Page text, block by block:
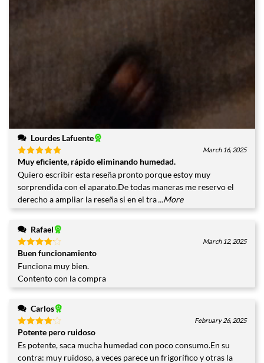
Lourdes Lafuente
Valorado
con
5
March 16, 2025
Muy eficiente, rápido eliminando humedad.
Quiero escribir esta reseña pronto porque estoy muy
sorprendida con el aparato.De todas maneras me reservo el
derecho a ampliar la reseña si en el tra...More
Rafael
Valorado
con 4
de 5
March 12, 2025
Buen funcionamiento
Funciona muy bien.
Contento con la compra
Carlos
Valorado
con
4
de 5
February 26, 2025
Potente pero ruidoso
Es potente, saca mucha humedad con poco consumo.En su
contra: muy ruidoso, a veces parece un frigorífico y otras la